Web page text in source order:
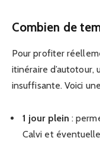
Combien de
Pour profiter
itinéraire
insuffisante. Voici
1 jour plein :
Calvi et